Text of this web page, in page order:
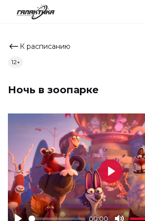
К расписанию
Ночь в зоопарке
12+
00:00
Play